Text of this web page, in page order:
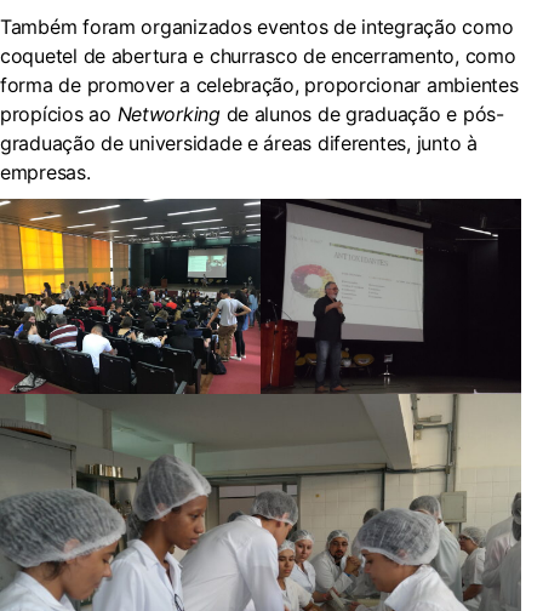
Também foram organizados eventos de integração como
coquetel de abertura e churrasco de encerramento, como
forma de promover a celebração, proporcionar ambientes
propícios ao Networkingde alunos de graduação e pós-
graduação de universidade e áreas diferentes, junto à
empresas.